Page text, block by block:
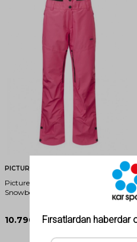
PICTURE ORGANIC
Picture Organic Exa Kadın
Snowboard Pantolonu Pembe
10.790,00TL